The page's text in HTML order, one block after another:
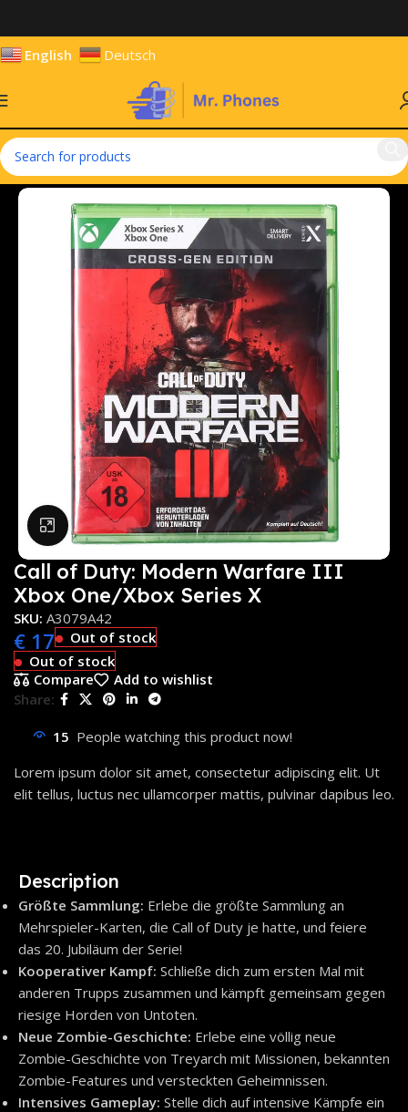
English Deutsch
Home Games & Entertainment
Click to enlarge
Call of Duty: Modern Warfare III
Xbox One/Xbox Series X
SKU: A3079A42
€ 17
Out of stock
Out of stock
Compare
Add to wishlist
Share:
15 People watching this product now!
Lorem ipsum dolor sit amet, consectetur adipiscing elit. Ut
elit tellus, luctus nec ullamcorper mattis, pulvinar dapibus leo.
Description
Größte Sammlung: Erlebe die größte Sammlung an
Mehrspieler-Karten, die Call of Duty je hatte, und feiere
das 20. Jubiläum der Serie!
Kooperativer Kampf: Schließe dich zum ersten Mal mit
anderen Trupps zusammen und kämpft gemeinsam gegen
riesige Horden von Untoten.
Neue Zombie-Geschichte: Erlebe eine völlig neue
Zombie-Geschichte von Treyarch mit Missionen, bekannten
Zombie-Features und versteckten Geheimnissen.
Intensives Gameplay: Stelle dich auf intensive Kämpfe ein